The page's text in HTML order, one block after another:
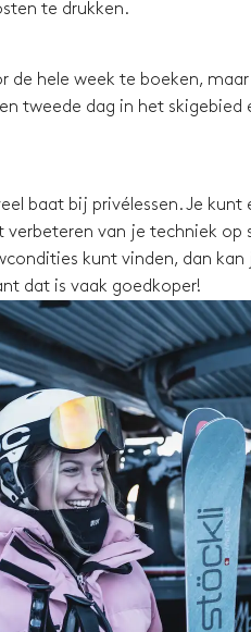
te drukken.
de hele week te boeken,
tweede dag in het
baat bij privélessen. Je
verbeteren van je techniek
kunt vinden, dan
dat is vaak goedkoper!